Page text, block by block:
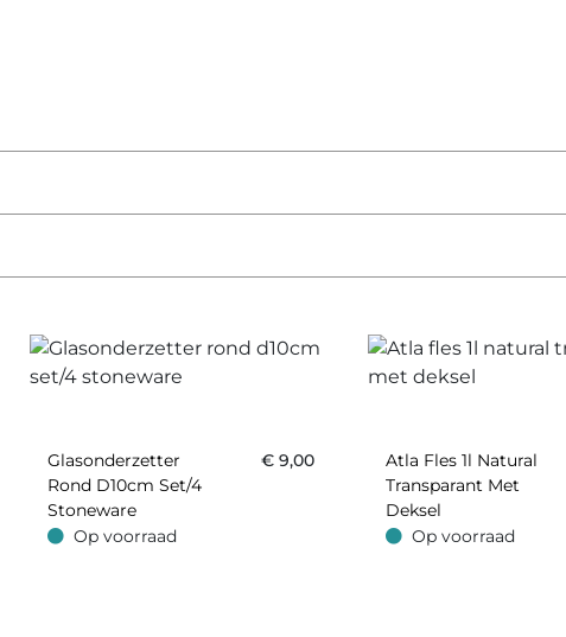
Glasonderzetter
Rond D10cm Set/4
Stoneware
€ 9,00
Op voorraad
Op voorraad
Atla Fles 1l Natural
Transparant Met
Deksel
Op voorraad
Op voorraad